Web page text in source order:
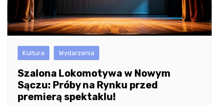
Kultura Wydarzenia
Szalona Lokomotywa w Nowym
Sączu: Próby na Rynku przed
premierą spektaklu!